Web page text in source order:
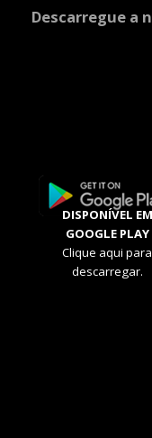
Descarregue a
DISPONÍVEL EM
GOOGLE PLAY
Clique aqui para
descarregar.